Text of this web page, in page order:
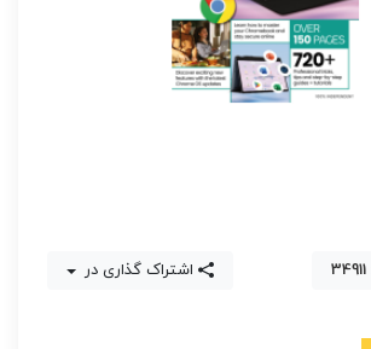
34911 اشتراک گذاری در